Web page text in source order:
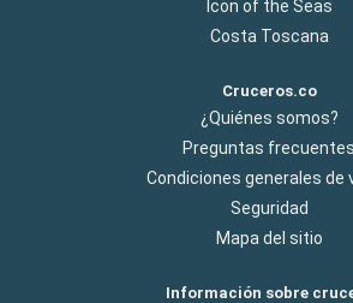
Icon of the Seas
Costa Toscana
Cruceros.co
¿Quiénes somos?
Preguntas frecuentes
Condiciones generales de
Seguridad
Mapa del sitio
Información sobre